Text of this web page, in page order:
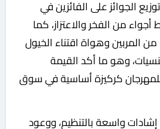
الجوائز على الفائزين في
من الفخر والاعتزاز، كما
من المربين وهواة اقتناء الخيول
وهو ما أكد القيمة
للمهرجان كركيزة أساسية في سوق
واسعة بالتنظيم، ووعود